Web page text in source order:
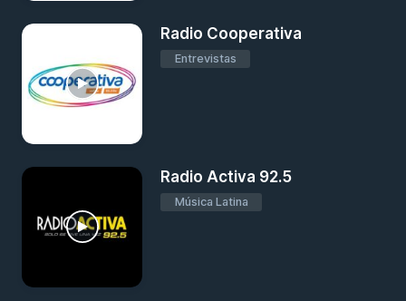
Radio Cooperativa
Entrevistas
Radio Activa 92.5
Música Latina